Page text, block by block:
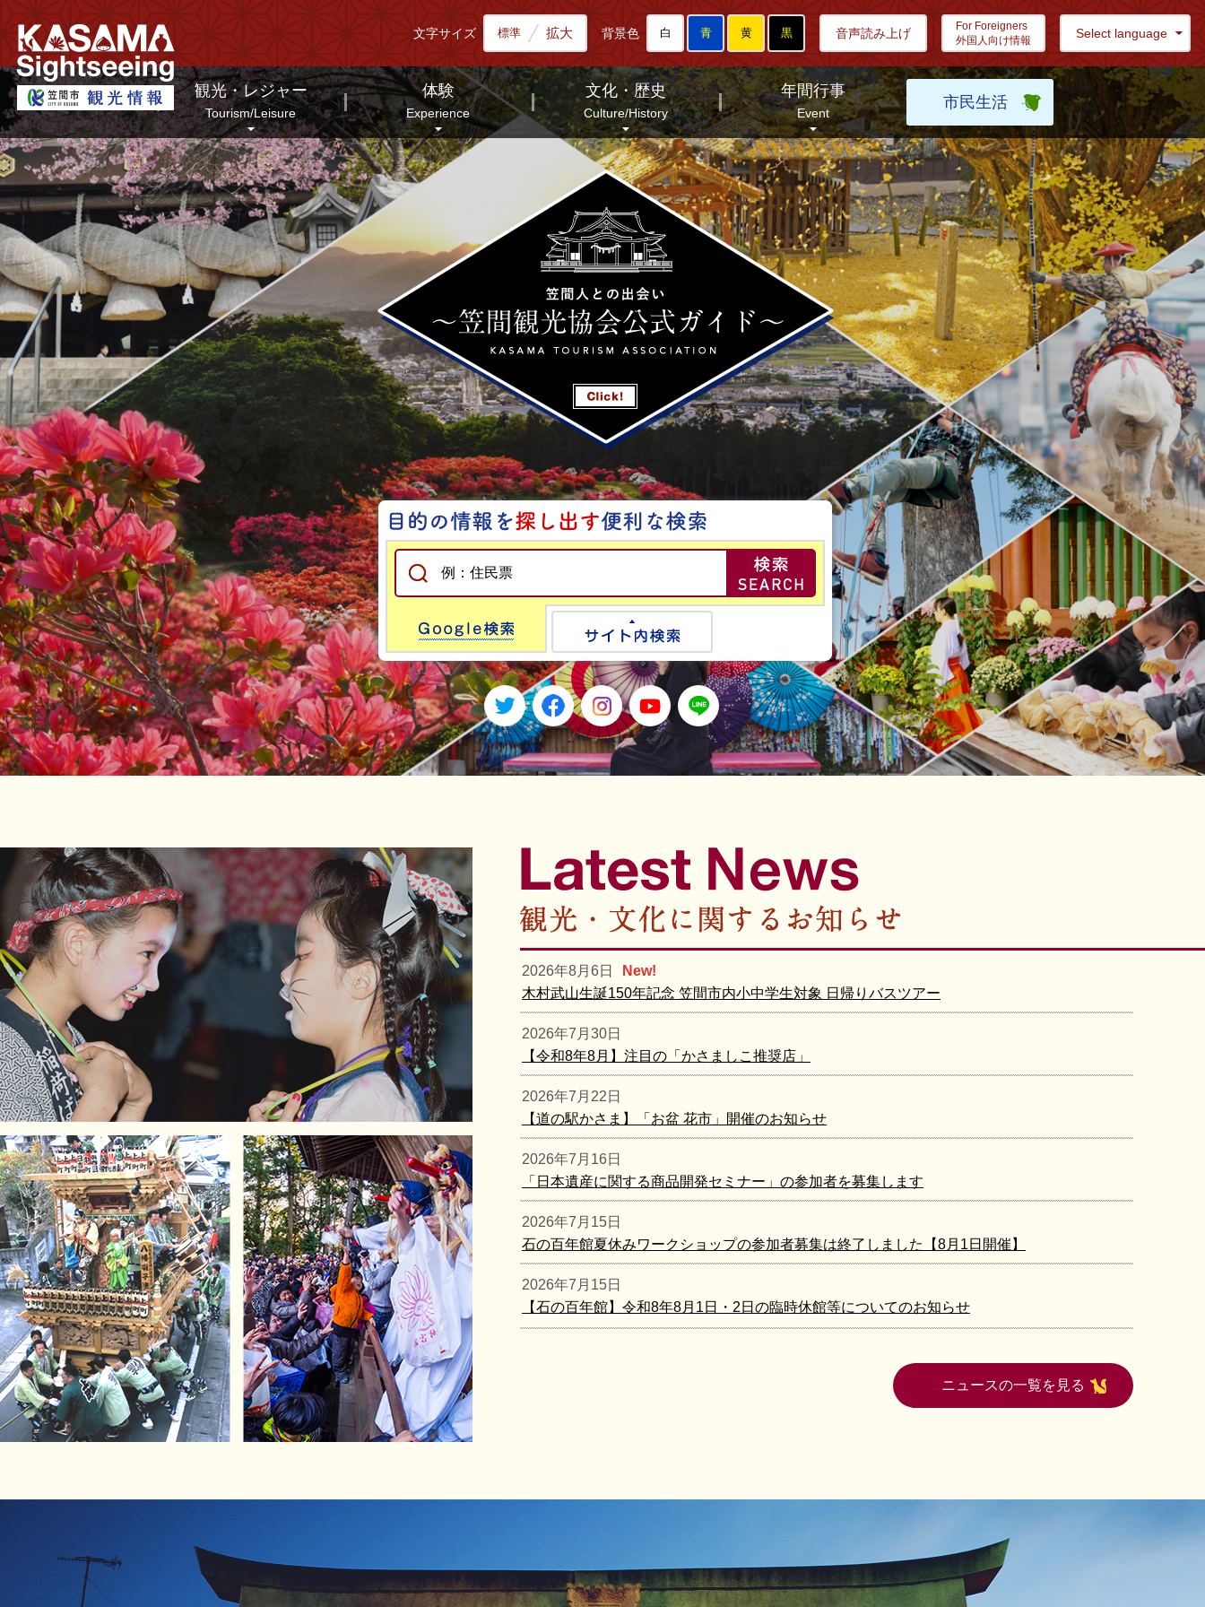
文字サイズ 標準 拡大 背景色 白 青 黄 黒 音声読み上げ
For Foreigners
外国人向け情報
Select language
観光・レジャー
Tourism/Leisure
体験
Experience
文化・歴史
Culture/History
年間行事
Event
市民生活
笠間観光協会公式ガイド
目的の情報を探し出す便利な検索
Google検索
Twitter FacebookInstagramYoutubeLINE
2026年8月6日
New!
木村武山生誕150年記念 笠間市内小中学生対象 日帰りバスツアー
2026年7月30日
【令和8年8月】注目の「かさましこ推奨店」
2026年7月22日
【道の駅かさま】「お盆 花市」開催のお知らせ
2026年7月16日
「日本遺産に関する商品開発セミナー」の参加者を募集します
2026年7月15日
石の百年館夏休みワークショップの参加者募集は終了しました【8月1日開催】
2026年7月15日
【石の百年館】令和8年8月1日・2日の臨時休館等についてのお知らせ
ニュースの一覧を見る